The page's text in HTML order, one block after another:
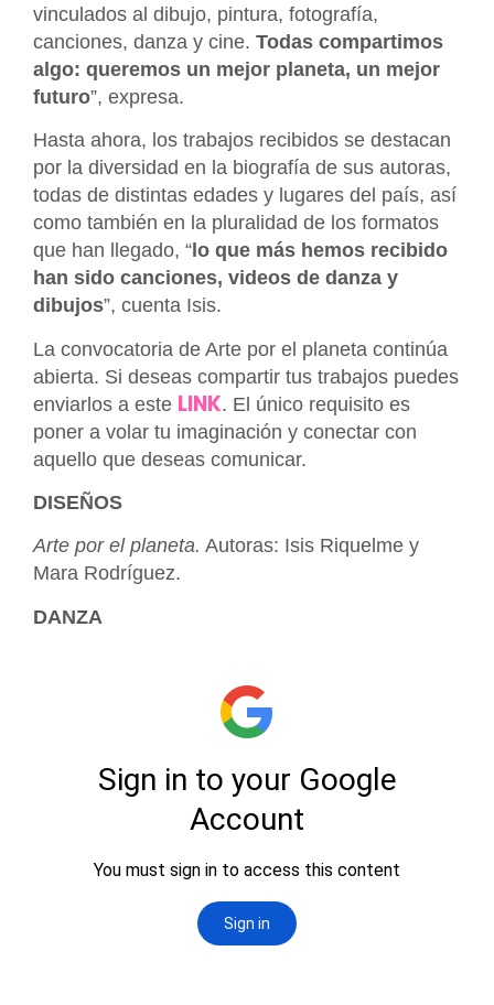
vinculados al dibujo, pintura, fotografía,
canciones, danza y cine. Todas compartimos
algo: queremos un mejor planeta, un mejor
futuro”, expresa.
Hasta ahora, los trabajos recibidos se destacan
por la diversidad en la biografía de sus autoras,
todas de distintas edades y lugares del país, así
como también en la pluralidad de los formatos
que han llegado, “lo que más hemos recibido
han sido canciones, videos de danza y
dibujos”, cuenta Isis.
La convocatoria de Arte por el planeta continúa
abierta. Si deseas compartir tus trabajos puedes
enviarlos a este LINK. El único requisito es
poner a volar tu imaginación y conectar con
aquello que deseas comunicar.
DISEÑOS
Arte por el planeta. Autoras: Isis Riquelme y
Mara Rodríguez.
DANZA